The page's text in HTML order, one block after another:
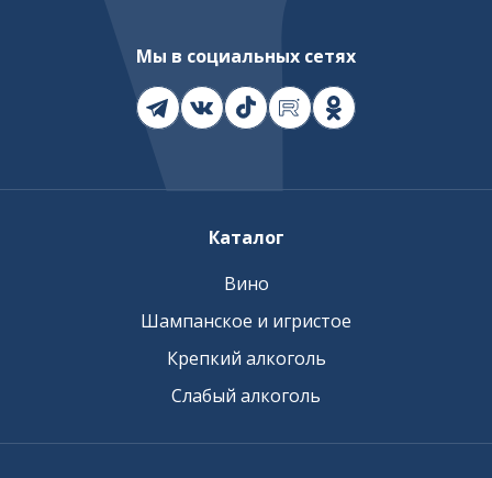
Мы в социальных сетях
Каталог
Вино
Шампанское и игристое
Крепкий алкоголь
Слабый алкоголь